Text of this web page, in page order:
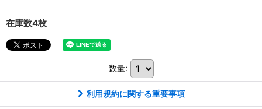
在庫数4枚
数量:
利用規約に関する重要事項